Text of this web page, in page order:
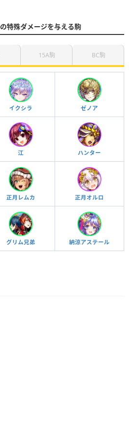
特殊ダメージを与える駒
15A駒 BC駒
イクシラ ゼノア
江 ハンター
正月レムカ 正月オルロ
グリム兄弟 納涼アステール